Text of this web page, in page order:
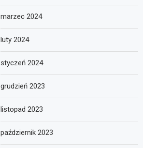
marzec 2024
luty 2024
styczeń 2024
grudzień 2023
listopad 2023
październik 2023